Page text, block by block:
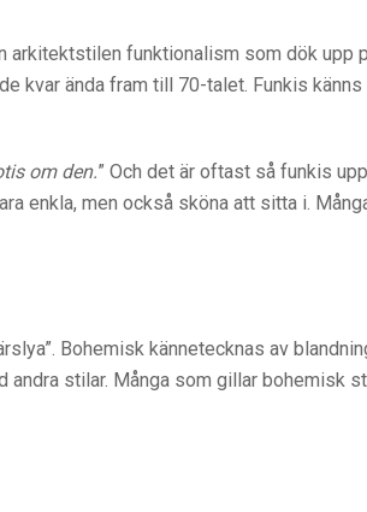
funktionalism som dök upp
ända fram till 70-talet. Funkis känns
om den.” Och det är oftast så funkis
enkla, men också sköna att sitta i.
Bohemisk kännetecknas av
stilar. Många som gillar bohemisk